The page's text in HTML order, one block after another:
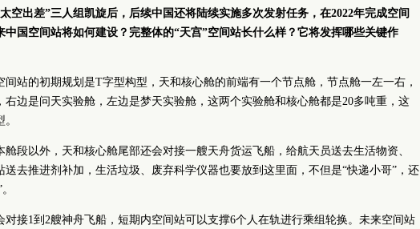
空出差”三人组凯旋后，后续中国还将陆续实施多次发射任务，在2022年完成空间
中国空间站将如何建设？完整体的“天宫”空间站长什么样？它将发挥哪些关键作
间站的初期规划是T字型构型，天和核心舱的前端有一个节点舱，节点舱一左一右，
右边是问天实验舱，左边是梦天实验舱，这两个实验舱和核心舱都是20多吨重，这
舱段以外，天和核心舱尾部还会对接一艘天舟货运飞船，给航天员送去生活物资、
送去推进剂补加，生活垃圾、废弃科学仪器也要放到这里面，不但是“快递小哥”，还
对接1到2艘神舟飞船，短期内空间站可以支撑6个人在轨进行乘组轮换。未来空间站